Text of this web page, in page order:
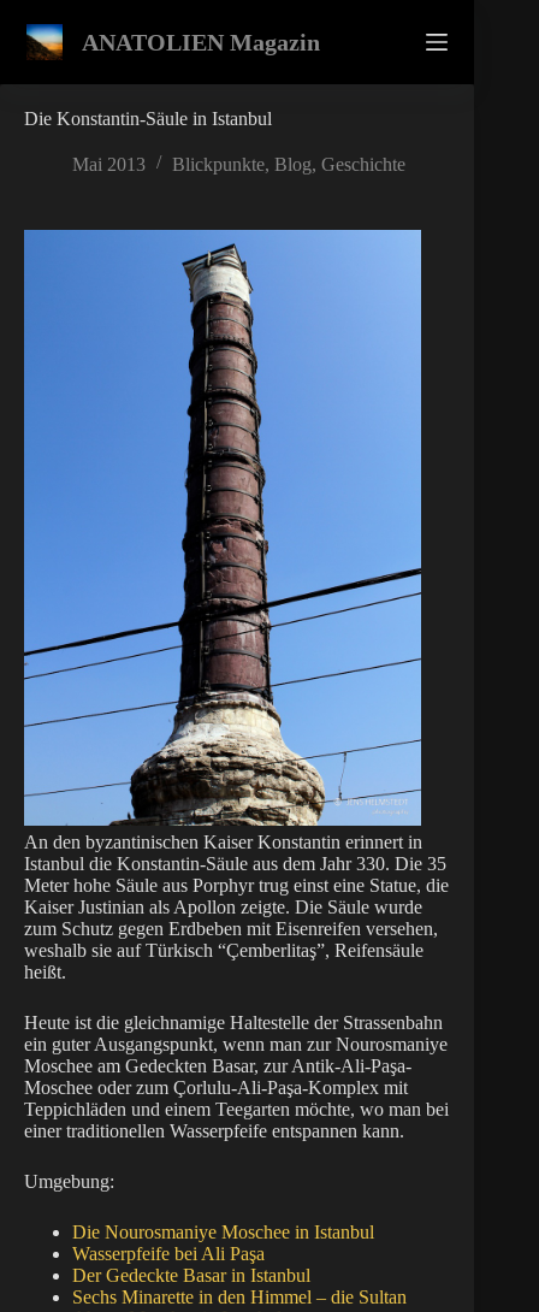
Inhalt
springen
ANATOLIEN Magazin
Die Konstantin-Säule in Istanbul
Mai 2013 Blickpunkte, Blog, Geschichte
An den byzantinischen Kaiser Konstantin erinnert in
Istanbul die Konstantin-Säule aus dem Jahr 330. Die 35
Meter hohe Säule aus Porphyr trug einst eine Statue, die
Kaiser Justinian als Apollon zeigte. Die Säule wurde
zum Schutz gegen Erdbeben mit Eisenreifen versehen,
weshalb sie auf Türkisch “Çemberlitaş”, Reifensäule
heißt.
Heute ist die gleichnamige Haltestelle der Strassenbahn
ein guter Ausgangspunkt, wenn man zur Nourosmaniye
Moschee am Gedeckten Basar, zur Antik-Ali-Paşa-
Moschee oder zum Çorlulu-Ali-Paşa-Komplex mit
Teppichläden und einem Teegarten möchte, wo man bei
einer traditionellen Wasserpfeife entspannen kann.
Umgebung:
Die Nourosmaniye Moschee in Istanbul
Wasserpfeife bei Ali Paşa
Der Gedeckte Basar in Istanbul
Sechs Minarette in den Himmel – die Sultan